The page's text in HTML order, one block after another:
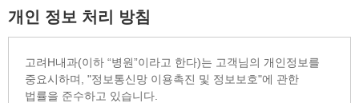
개인 정보 처리 방침
고려H내과(이하 “병원”이라고 한다)는 고객님의 개인정보를
중요시하며, "정보통신망 이용촉진 및 정보보호"에 관한
법률을 준수하고 있습니다.